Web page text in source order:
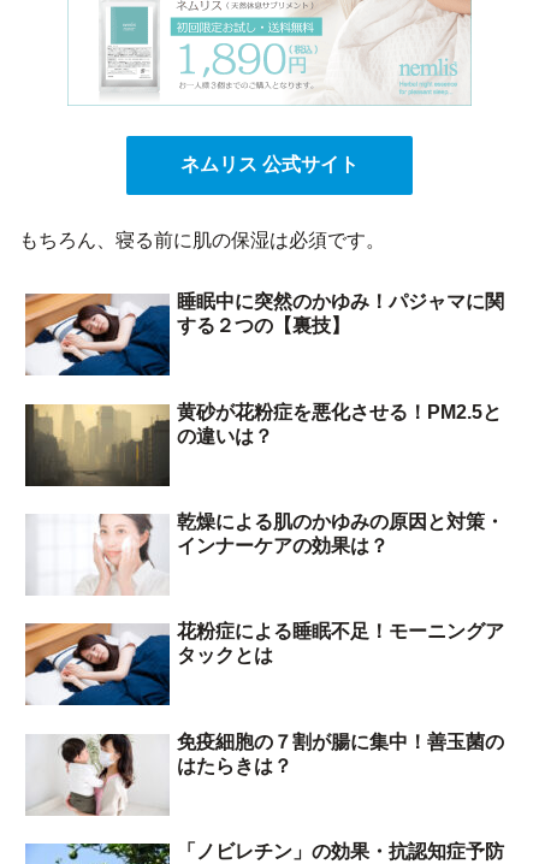
ネムリス 公式サイト
もちろん、寝る前に肌の保湿は必須です。
睡眠中に突然のかゆみ！パジャマに関
する２つの【裏技】
黄砂が花粉症を悪化させる！PM2.5と
の違いは？
乾燥による肌のかゆみの原因と対策・
インナーケアの効果は？
花粉症による睡眠不足！モーニングア
タックとは
免疫細胞の７割が腸に集中！善玉菌の
はたらきは？
「ノビレチン」の効果・抗認知症予防